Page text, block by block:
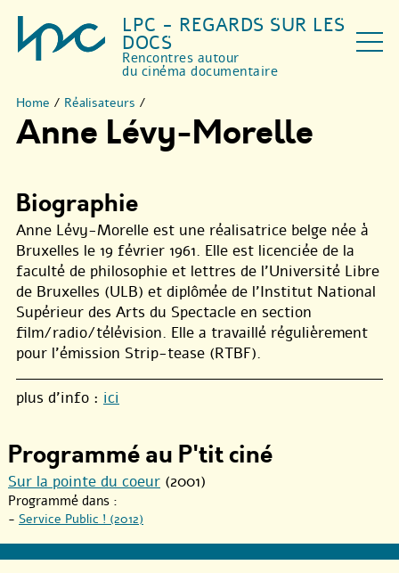
LPC - REGARDS SUR LES
DOCS
Rencontres autour
du cinéma documentaire
Home / Réalisateurs /
Anne Lévy-Morelle
Biographie
Anne Lévy-Morelle est une réalisatrice belge née à
Bruxelles le 19 février 1961. Elle est licenciée de la
faculté de philosophie et lettres de l’Université Libre
de Bruxelles (ULB) et diplômée de l’Institut National
Supérieur des Arts du Spectacle en section
film/radio/télévision. Elle a travaillé régulièrement
pour l’émission Strip-tease (RTBF).
plus d’info : ici
Programmé au P'tit ciné
Sur la pointe du coeur (2001)
Programmé dans :
- Service Public ! (2012)